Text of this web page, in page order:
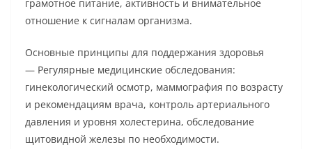
грамотное питание, активность и внимательное
отношение к сигналам организма.
Основные принципы для поддержания здоровья
— Регулярные медицинские обследования:
гинекологический осмотр, маммография по возрасту
и рекомендациям врача, контроль артериального
давления и уровня холестерина, обследование
щитовидной железы по необходимости.